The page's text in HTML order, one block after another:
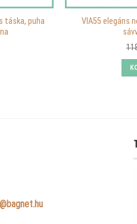
táska, puha
VIA55 elegáns